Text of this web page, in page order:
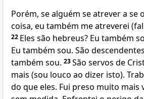
Porém, se alguém se atrever a se
coisa, eu também me atreverei
22 Eles são hebreus? Eu também
Eu também sou. São
também sou. 23São servos de
mais (sou louco ao dizer isto).
do que eles. Fui preso muito mais